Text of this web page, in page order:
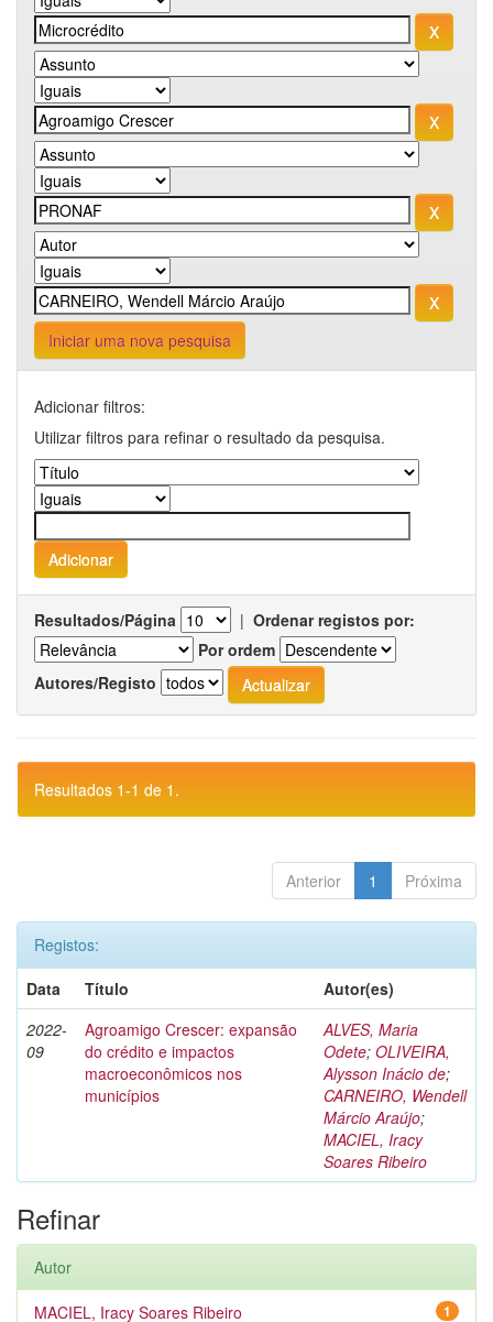
Iniciar uma nova pesquisa
Adicionar filtros:
Utilizar filtros para refinar o resultado da pesquisa.
Resultados/Página | Ordenar registos por:
Por ordem
Autores/Registo
Resultados 1-1 de 1.
Anterior 1 Próxima
Registos:
Data
Título
Autor(es)
2022-
09
Agroamigo Crescer: expansão
do crédito e impactos
macroeconômicos nos
municípios
ALVES, Maria
Odete; OLIVEIRA,
Alysson Inácio de;
CARNEIRO, Wendell
Márcio Araújo;
MACIEL, Iracy
Soares Ribeiro
Refinar
Autor
1
MACIEL, Iracy Soares Ribeiro